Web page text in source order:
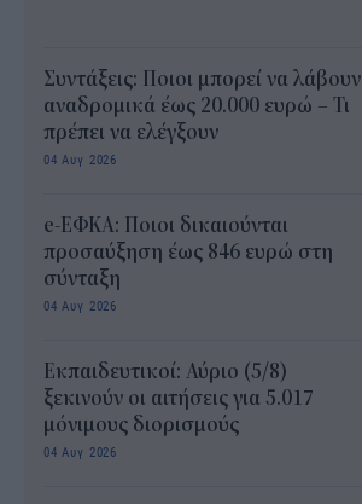
Συντάξεις: Ποιοι μπορεί να λάβουν
αναδρομικά έως 20.000 ευρώ – Τι
πρέπει να ελέγξουν
04 Αυγ 2026
e-ΕΦΚΑ: Ποιοι δικαιούνται
προσαύξηση έως 846 ευρώ στη
σύνταξη
04 Αυγ 2026
Εκπαιδευτικοί: Αύριο (5/8)
ξεκινούν οι αιτήσεις για 5.017
μόνιμους διορισμούς
04 Αυγ 2026